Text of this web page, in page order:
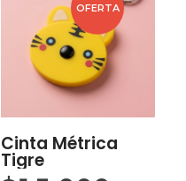
OFERTA
Cinta Métrica
Tigre